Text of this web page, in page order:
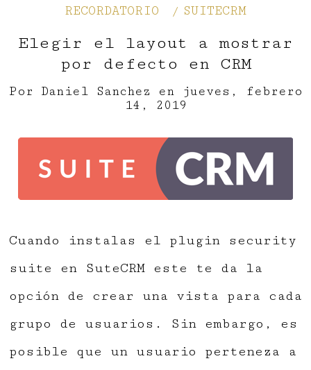
RECORDATORIO SUITECRM
Elegir el layout a mostrar
por defecto en CRM
Por Daniel Sanchez en
jueves, febrero
14, 2019
Cuando instalas el plugin security
suite en SuteCRM este te da la
opción de crear una vista para cada
grupo de usuarios. Sin embargo, es
posible que un usuario perteneza a